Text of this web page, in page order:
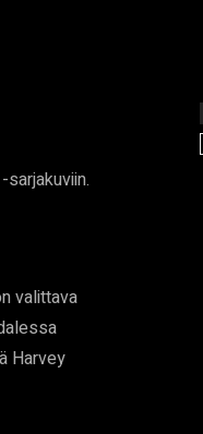
-sarjakuviin.
valittava
Harvey